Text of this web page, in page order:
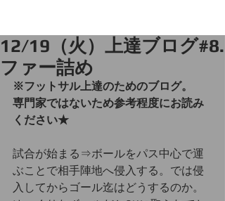
12/19（火）上達ブログ#8.
ファー詰め
※フットサル上達のためのブログ。
専門家ではないため参考程度にお読み
ください★
試合が始まる⇒ボールをパス中心で運
ぶことで相手陣地へ侵入する。では侵
入してからゴール迄はどうするのか。